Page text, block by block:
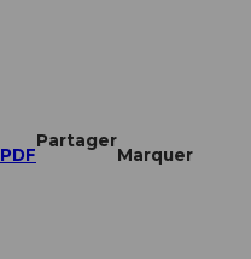
PDF
Partager
Marquer